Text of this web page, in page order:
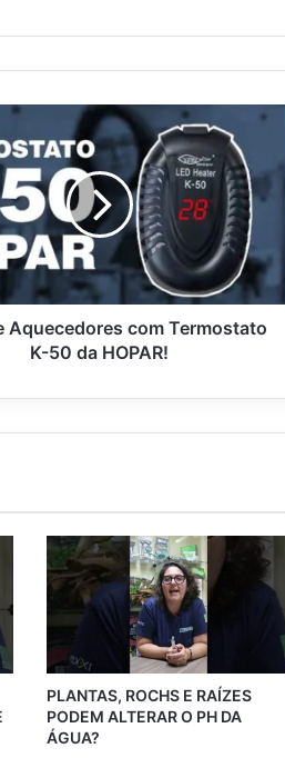
Aquecedores com Termostato
K-50 da HOPAR!
PLANTAS, ROCHS E RAÍZES
PODEM ALTERAR O PH DA
ÁGUA?